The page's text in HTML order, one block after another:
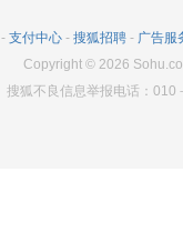
- 支付中心 - 搜狐招聘 - 广告服
Copyright© 2026
搜狐不良信息举报电话：010